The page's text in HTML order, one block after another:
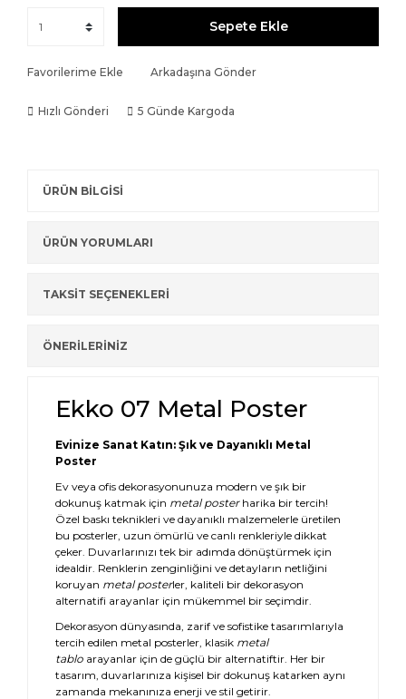
Sepete Ekle
Favorilerime Ekle Arkadaşına Gönder
Hızlı Gönderi 5 Günde Kargoda
ÜRÜN BİLGİSİ
ÜRÜN YORUMLARI
TAKSİT SEÇENEKLERİ
ÖNERİLERİNİZ
Ekko 07 Metal Poster
Evinize Sanat Katın: Şık ve Dayanıklı Metal
Poster
Ev veya ofis dekorasyonunuza modern ve şık bir
dokunuş katmak için metal posterharika bir tercih!
Özel baskı teknikleri ve dayanıklı malzemelerle üretilen
bu posterler, uzun ömürlü ve canlı renkleriyle dikkat
çeker. Duvarlarınızı tek bir adımda dönüştürmek için
idealdir. Renklerin zenginliğini ve detayların netliğini
koruyan metal posterler, kaliteli bir dekorasyon
alternatifi arayanlar için mükemmel bir seçimdir.
Dekorasyon dünyasında, zarif ve sofistike tasarımlarıyla
tercih edilen metal posterler, klasik metal
tablo arayanlar için de güçlü bir alternatiftir. Her bir
tasarım, duvarlarınıza kişisel bir dokunuş katarken aynı
zamanda mekanınıza enerji ve stil getirir.